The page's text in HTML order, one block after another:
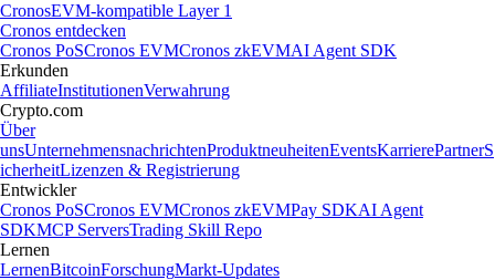
CronosEVM-kompatible Layer 1
Cronos entdecken
Cronos PoSCronos EVMCronos zkEVMAI Agent SDK
Erkunden
AffiliateInstitutionenVerwahrung
Crypto.com
Über
unsUnternehmensnachrichtenProduktneuheitenEventsKarrierePartnerS
icherheitLizenzen & Registrierung
Entwickler
Cronos PoSCronos EVMCronos zkEVMPay SDKAI Agent
SDKMCP ServersTrading Skill Repo
Lernen
LernenBitcoinForschungMarkt-Updates